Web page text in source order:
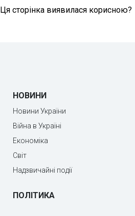
Ця сторінка виявилася корисною?
НОВИНИ
Новини України
Війна в Україні
Економіка
Світ
Надзвичайні події
ПОЛІТИКА